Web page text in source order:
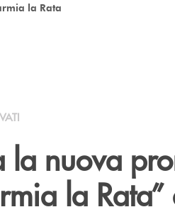
la Rata
nuova
la